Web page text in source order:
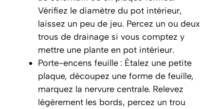
Vérifiez le diamètre du pot intérieur,
laissez un peu de jeu. Percez un ou deux
trous de drainage si vous comptez y
mettre une plante en pot intérieur.
Porte-encens feuille : Étalez une petite
plaque, découpez une forme de feuille,
marquez la nervure centrale. Relevez
légèrement les bords, percez un trou